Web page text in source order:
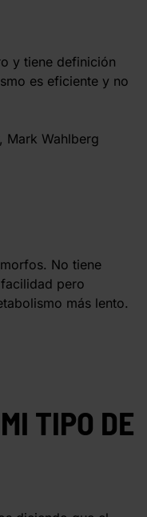
y tiene definición
es eficiente y no
Mark Wahlberg
No tiene
pero
más lento.
TIPO DE